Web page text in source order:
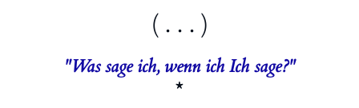
( . . . )
"Was sage ich, wenn ich Ich sage?"
*